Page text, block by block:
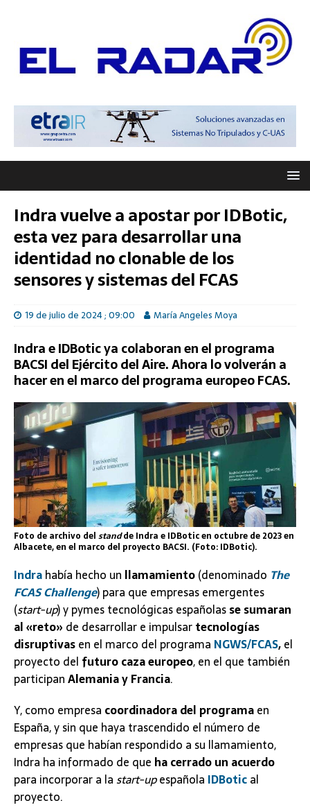
Indra vuelve a apostar por IDBotic,
esta vez para desarrollar una
identidad no clonable de los
sensores y sistemas del FCAS
19 de julio de 2024 ; 09:00 María Angeles Moya
Indra e IDBotic ya colaboran en el programa
BACSI del Ejército del Aire. Ahora lo volverán a
hacer en el marco del programa europeo FCAS.
Foto de archivo del standde Indra e IDBotic en octubre de 2023 en
Albacete, en el marco del proyecto BACSI. (Foto: IDBotic).
Indrahabía hecho un llamamiento(denominado The
FCAS Challenge) para que empresas emergentes
(start-up) y pymes tecnológicas españolasse sumaran
al «reto» de desarrollar e impulsartecnologías
disruptivasen el marco del programa NGWS/FCAS,el
proyecto del futuro caza europeo, en el que también
participanAlemania y Francia.
Y, como empresa coordinadora del programaen
España, y sin que haya trascendido el número de
empresas que habían respondido a su llamamiento,
Indra ha informado de que ha cerrado un acuerdo
para incorporar a lastart-upespañola IDBotical
proyecto.